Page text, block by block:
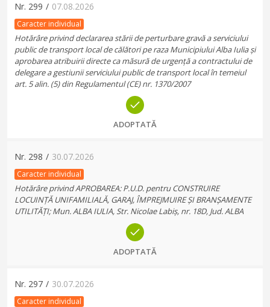
Nr. 299 / 07.08.2026
Caracter individual
Hotărâre privind declararea stării de perturbare gravă a serviciului
public de transport local de călători pe raza Municipiului Alba Iulia și
aprobarea atribuirii directe ca măsură de urgență a contractului de
delegare a gestiunii serviciului public de transport local în temeiul
art. 5 alin. (5) din Regulamentul (CE) nr. 1370/2007
ADOPTATĂ
Nr. 298 / 30.07.2026
Caracter individual
Hotărâre privind APROBAREA: P.U.D. pentru CONSTRUIRE
LOCUINȚĂ UNIFAMILIALĂ, GARAJ, ÎMPREJMUIRE ȘI BRANȘAMENTE
UTILITĂȚI; Mun. ALBA IULIA, Str. Nicolae Labiș, nr. 18D, Jud. ALBA
ADOPTATĂ
Nr. 297 / 30.07.2026
Caracter individual